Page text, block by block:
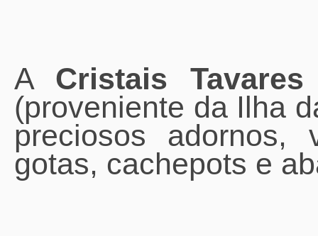
A Cristais Tavares
(proveniente da Ilha
preciosos adornos,
gotas, cachepots e